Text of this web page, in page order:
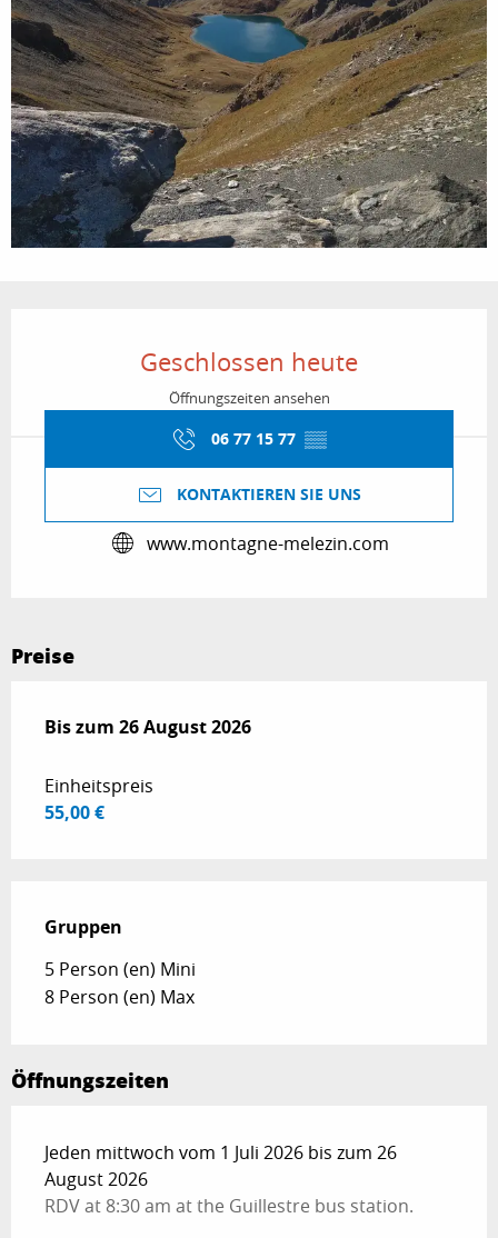
Geschlossen heute
Öffnungszeiten ansehen
06 77 15 77 ▒▒
KONTAKTIEREN SIE UNS
www.montagne-melezin.com
Preise
ab1 Juli 2026bis zum26 August 2026
Bis zum 26 August 2026
Einheitspreis
55,00 €
Gruppen
Gruppen
5 Person (en) Mini
8 Person (en) Max
Öffnungszeiten
Jeden mittwoch vom 1 Juli 2026 bis zum 26
August 2026
RDV at 8:30 am at the Guillestre bus station.